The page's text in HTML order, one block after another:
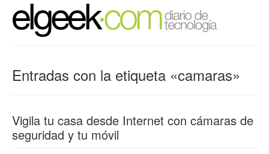
Entradas con la etiqueta «camaras»
Vigila tu casa desde Internet con cámaras de
seguridad y tu móvil